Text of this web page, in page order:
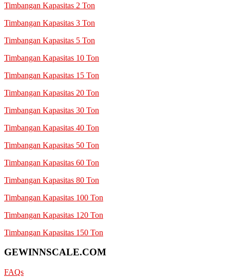
Timbangan Kapasitas 2 Ton
Timbangan Kapasitas 3 Ton
Timbangan Kapasitas 5 Ton
Timbangan Kapasitas 10 Ton
Timbangan Kapasitas 15 Ton
Timbangan Kapasitas 20 Ton
Timbangan Kapasitas 30 Ton
Timbangan Kapasitas 40 Ton
Timbangan Kapasitas 50 Ton
Timbangan Kapasitas 60 Ton
Timbangan Kapasitas 80 Ton
Timbangan Kapasitas 100 Ton
Timbangan Kapasitas 120 Ton
Timbangan Kapasitas 150 Ton
GEWINNSCALE.COM
FAQs